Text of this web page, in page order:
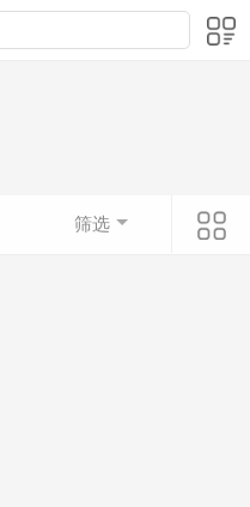
筛选